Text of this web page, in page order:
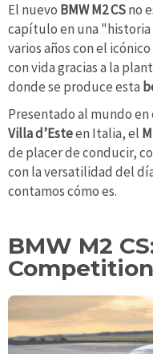
El nuevo BMW M2 CSno
capítulo en una "historia
varios años con el icónico
con vida gracias a la
donde se produce esta
Presentado al mundo
Villa d’Esteen Italia, el
de placer de conducir,
con la versatilidad del
contamos cómo es.
BMW M2